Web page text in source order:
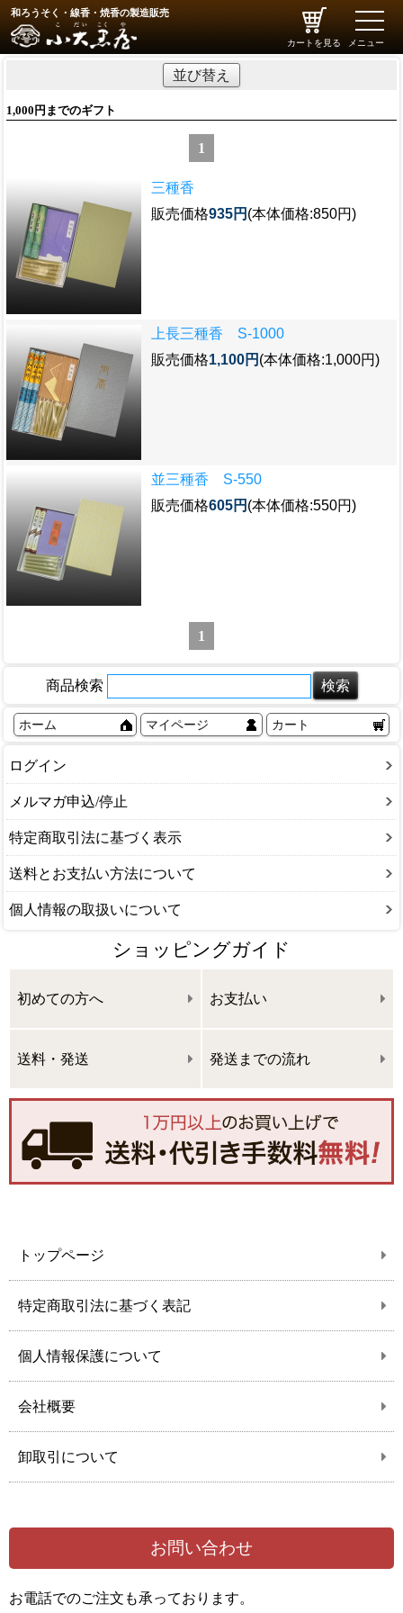
和ろうそく・線香・焼香の製造販売
カートを見る
toggle
メニュー
並び替え
1,000円までのギフト
1
三種香
販売価格935円 (本体価格:850円)
上長三種香 S-1000
販売価格1,100円 (本体価格:1,000円)
並三種香 S-550
販売価格605円 (本体価格:550円)
1
商品検索
ホーム マイページ カート
ログイン
メルマガ申込/停止
特定商取引法に基づく表示
送料とお支払い方法について
個人情報の取扱いについて
ショッピングガイド
初めての方へ お支払い
送料・発送 発送までの流れ
トップページ
特定商取引法に基づく表記
個人情報保護について
会社概要
卸取引について
お問い合わせ
お電話でのご注文も承っております。